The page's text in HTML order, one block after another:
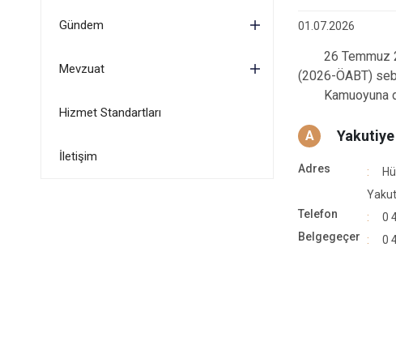
Gündem
Mevzuat
Hizmet Standartları
İletişim
01.07.2026
26 Temmuz
(2026-ÖABT)
Kamuoyuna
A
Adres
Telefon
0
Belgegeçer
0